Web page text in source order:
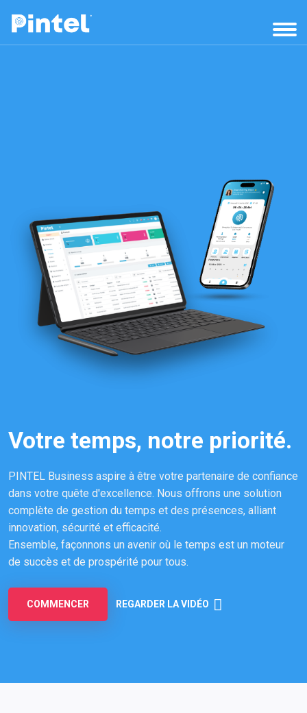
Votre temps, notre priorité.
PINTEL Business aspire à être votre partenaire de confiance
dans votre quête d'excellence. Nous offrons une solution
complète de gestion du temps et des présences, alliant
innovation, sécurité et efficacité.
Ensemble, façonnons un avenir où le temps est un moteur
de succès et de prospérité pour tous.
COMMENCER REGARDER LA VIDÉO